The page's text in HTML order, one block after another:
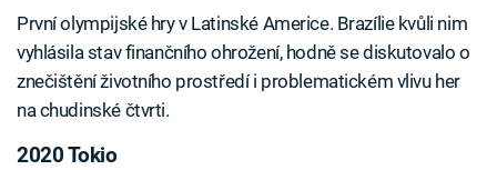
První olympijské hry v Latinské Americe. Brazílie kvůli nim
vyhlásila stav finančního ohrožení, hodně se diskutovalo o
znečištění životního prostředí i problematickém vlivu her
na chudinské čtvrti.
2020 Tokio